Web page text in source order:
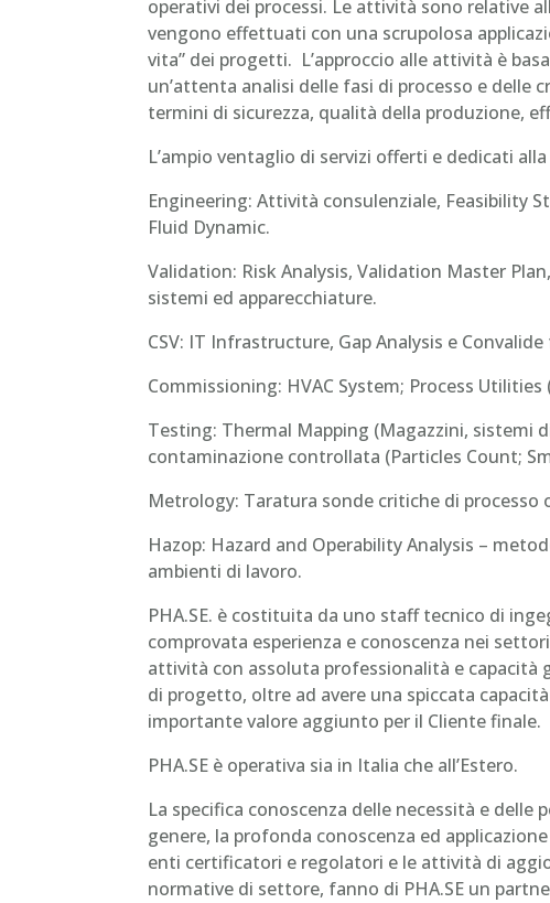
operativi dei processi. Le attività sono relative
vengono effettuati con una scrupolosa
vita” dei progetti. L’approccio alle attività è
un’attenta analisi delle fasi di processo e
termini di sicurezza, qualità della produzione,
L’ampio ventaglio di servizi offerti e dedicati
Engineering: Attività consulenziale, Feasibility
Fluid Dynamic.
Validation: Risk Analysis, Validation Master
sistemi ed apparecchiature.
CSV: IT Infrastructure, Gap Analysis e
Commissioning: HVAC System; Process Utilities
Testing: Thermal Mapping (Magazzini, sistemi
contaminazione controllata (Particles Count;
Metrology: Taratura sonde critiche di processo
Hazop: Hazard and Operability Analysis –
ambienti di lavoro.
PHA.SE. è costituita da uno staff tecnico di
comprovata esperienza e conoscenza nei
attività con assoluta professionalità e
di progetto, oltre ad avere una spiccata
importante valore aggiunto per il Cliente finale.
PHA.SE è operativa sia in Italia che all’Estero.
La specifica conoscenza delle necessità e
genere, la profonda conoscenza ed
enti certificatori e regolatori e le attività di
normative di settore, fanno di PHA.SE un